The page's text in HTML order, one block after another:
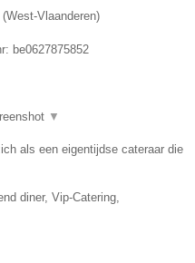
(West-Vlaanderen)
be0627875852
▼
als een eigentijdse cateraar die
diner, Vip-Catering,